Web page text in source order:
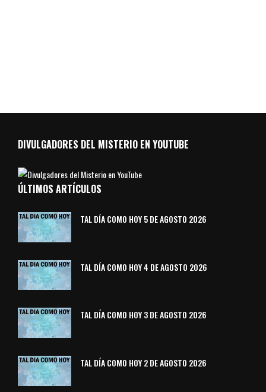
DIVULGADORES DEL MISTERIO EN YOUTUBE
ÚLTIMOS ARTÍCULOS
TAL DÍA COMO HOY 5 DE AGOSTO 2026
TAL DÍA COMO HOY 4 DE AGOSTO 2026
TAL DÍA COMO HOY 3 DE AGOSTO 2026
TAL DÍA COMO HOY 2 DE AGOSTO 2026